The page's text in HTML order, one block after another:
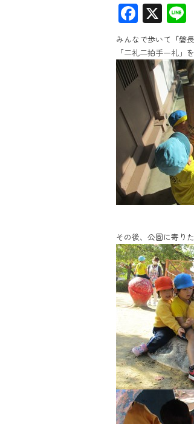
F
ac
e
b
o
ok
X
みんなで歩いて『磐
「二礼二拍手一礼」
その後、公園に寄り